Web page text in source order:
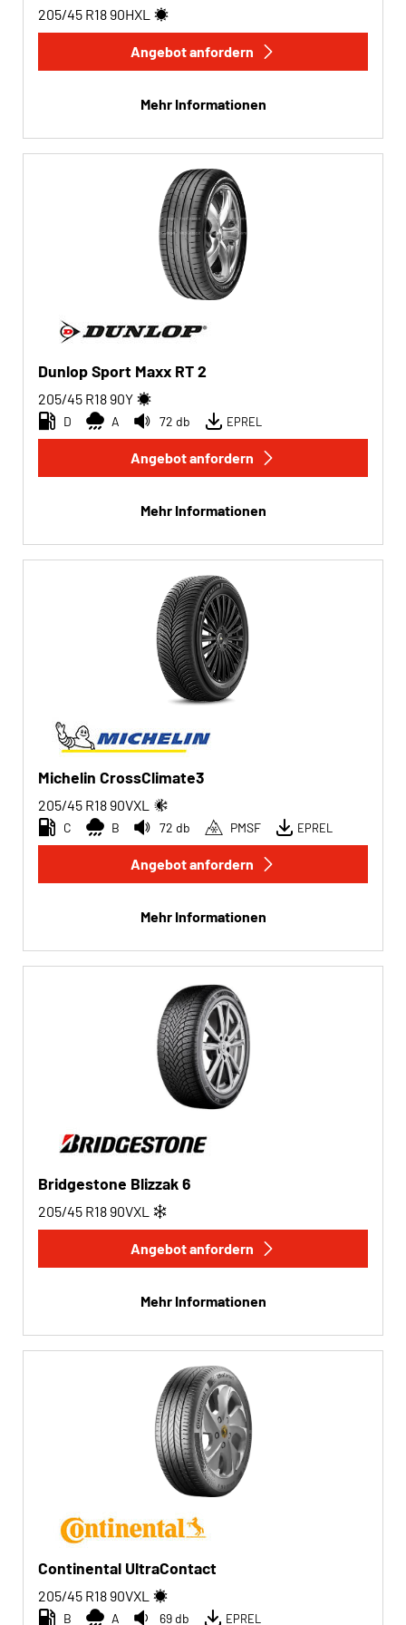
Wohnmobil (0)
Run-flat
Run-flat (3)
Keine Run-flat (12)
205/45 R18 90HXL
Angebot anfordern
Mehr Informationen
Dunlop Sport Maxx RT 2
205/45 R18 90Y
D A 72 db EPREL
Angebot anfordern
Mehr Informationen
Michelin CrossClimate3
205/45 R18 90VXL
C B 72 db PMSF EPREL
Angebot anfordern
Mehr Informationen
Bridgestone Blizzak 6
205/45 R18 90VXL
Angebot anfordern
Mehr Informationen
Continental UltraContact
205/45 R18 90VXL
B A 69 db EPREL